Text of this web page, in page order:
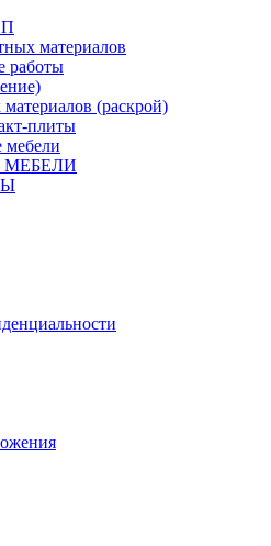
материалов
работы
(раскрой)
плиты
мебели